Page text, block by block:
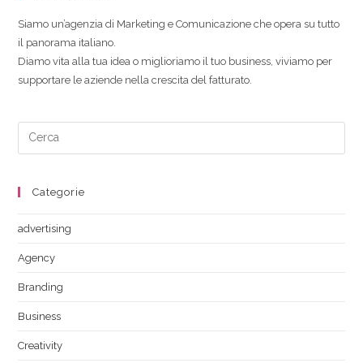
Siamo un’agenzia di Marketing e Comunicazione che opera su tutto
il panorama italiano.
Diamo vita alla tua idea o miglioriamo il tuo business, viviamo per
supportare le aziende nella crescita del fatturato.
Categorie
advertising
Agency
Branding
Business
Creativity